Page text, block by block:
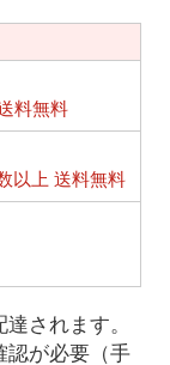
料無料
以上 送料無料
されます。
認が必要（手